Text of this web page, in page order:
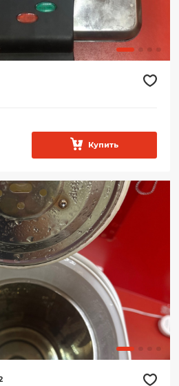
Купить